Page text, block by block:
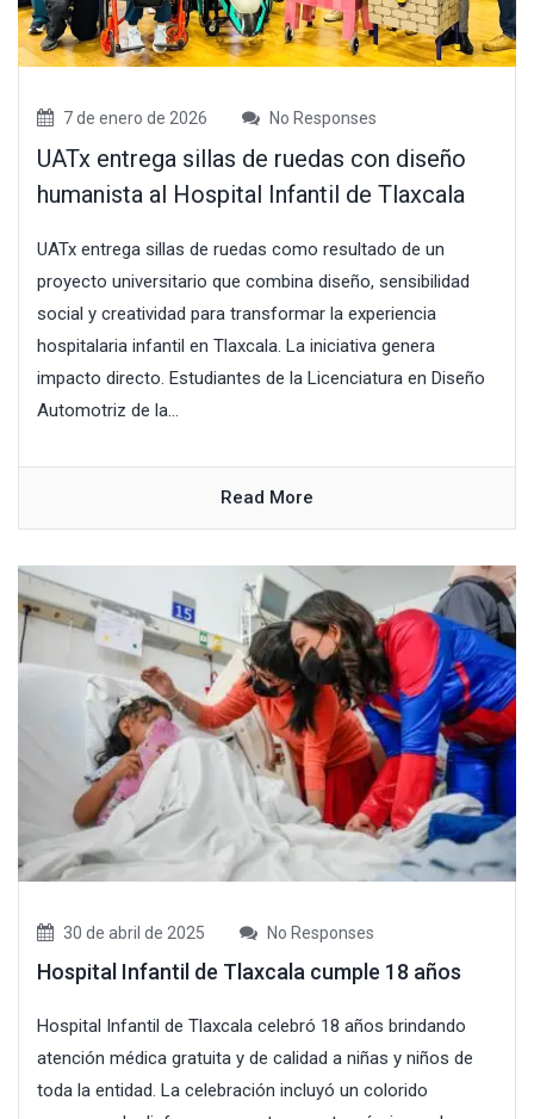
7 de enero de 2026 No Responses
UATx entrega sillas de ruedas con diseño
humanista al Hospital Infantil de Tlaxcala
UATx entrega sillas de ruedas como resultado de un
proyecto universitario que combina diseño, sensibilidad
social y creatividad para transformar la experiencia
hospitalaria infantil en Tlaxcala. La iniciativa genera
impacto directo. Estudiantes de la Licenciatura en Diseño
Automotriz de la...
Read More
30 de abril de 2025 No Responses
Hospital Infantil de Tlaxcala cumple 18 años
Hospital Infantil de Tlaxcala celebró 18 años brindando
atención médica gratuita y de calidad a niñas y niños de
toda la entidad. La celebración incluyó un colorido